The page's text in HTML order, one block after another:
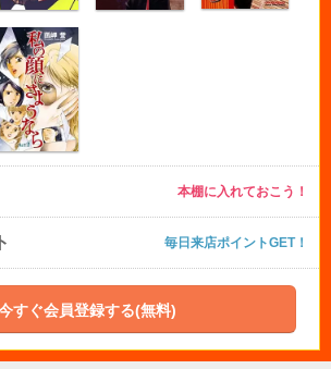
本棚に入れておこう！
毎日来店ポイントGET！
すぐ会員登録する(無料)